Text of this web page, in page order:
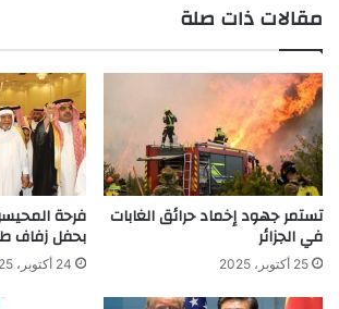
مقالات ذات صلة
تستمر جهود إخماد حرائق الغابات
في الجزائر
25 أكتوبر، 2025
فرحة
بحفل زفاف
24 أكتوبر، 2025